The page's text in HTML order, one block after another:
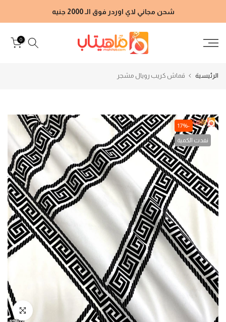
إلى
شحن مجاني لاي اوردر فوق الـ 2000 جنيه
0
الرئيسية قماش كريب رويال مشجر
-17%
نفدت الكمية
انقر للتكبير